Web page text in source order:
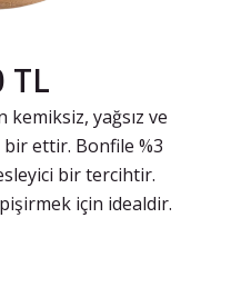
TL
kemiksiz, yağsız ve
ettir. Bonfile %3
bir tercihtir.
için idealdir.